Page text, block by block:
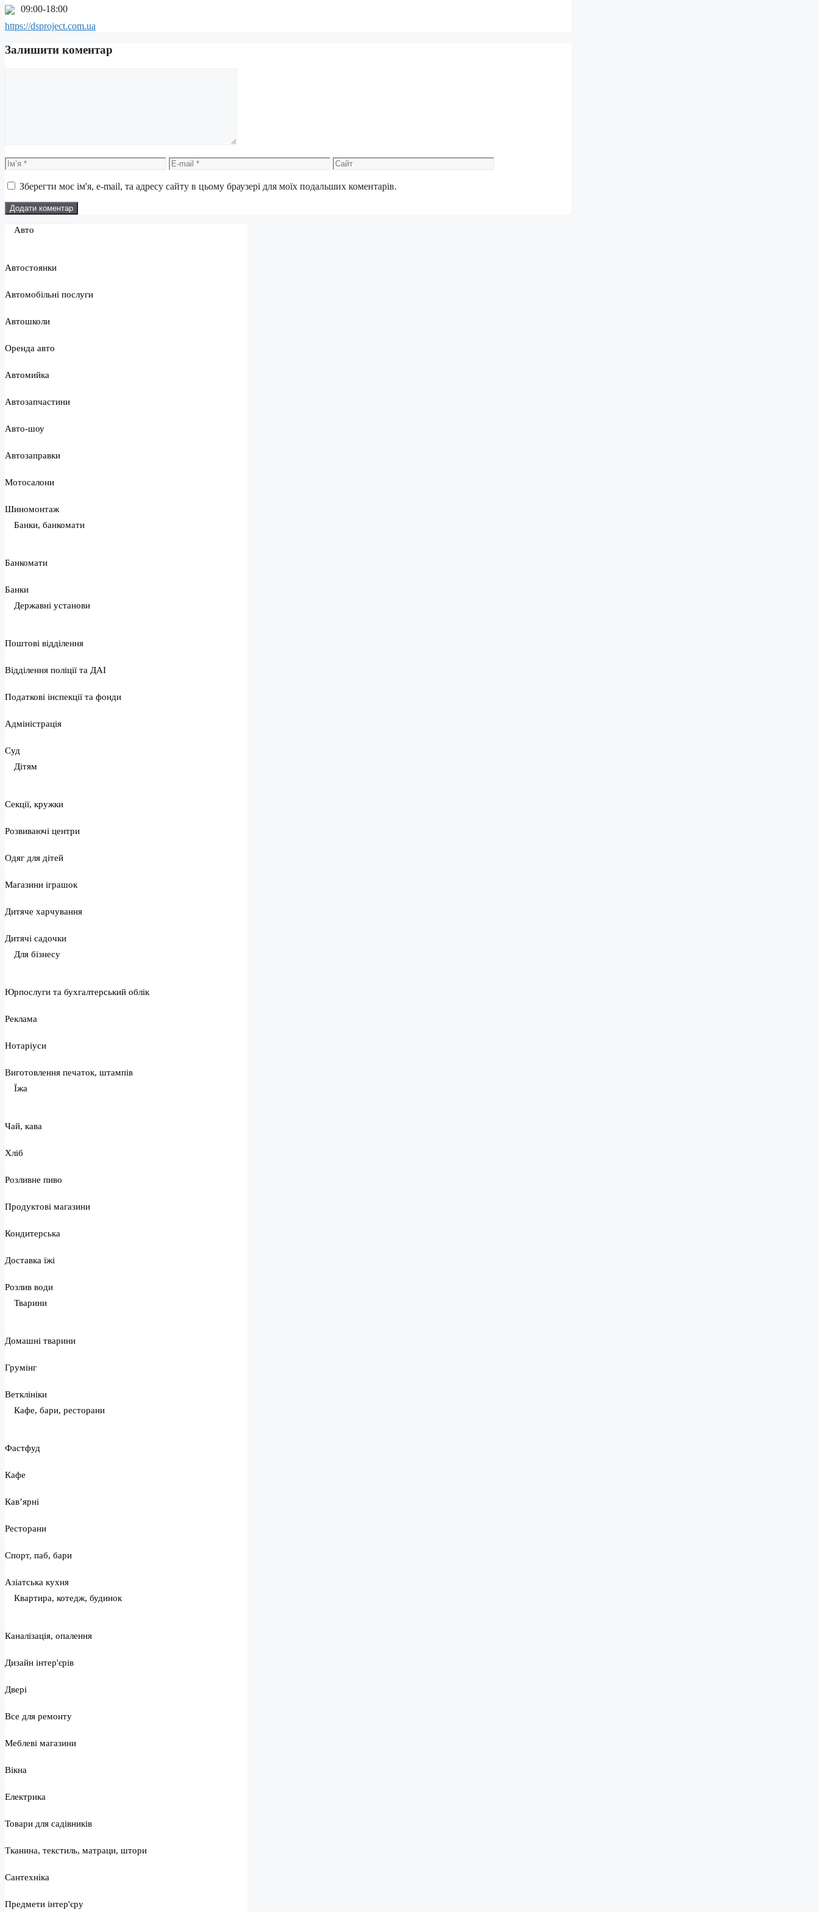
09:00-18:00
https://dsproject.com.ua
Залишити коментар
Ім’я
E-
mail
Сайт
Зберегти моє ім'я, e-mail, та адресу сайту в цьому браузері для моїх подальших коментарів.
Авто
Автостоянки
Автомобільні послуги
Автошколи
Оренда авто
Автомийка
Автозапчастини
Авто-шоу
Автозаправки
Мотосалони
Шиномонтаж
Банки, банкомати
Банкомати
Банки
Державні установи
Поштові відділення
Відділення поліції та ДАІ
Податкові інспекції та фонди
Адміністрація
Суд
Дітям
Секції, кружки
Розвиваючі центри
Одяг для дітей
Магазини іграшок
Дитяче харчування
Дитячі садочки
Для бізнесу
Юрпослуги та бухгалтерський облік
Реклама
Нотаріуси
Виготовлення печаток, штампів
Їжа
Чай, кава
Хліб
Розливне пиво
Продуктові магазини
Кондитерська
Доставка їжі
Розлив води
Тварини
Домашні тварини
Грумінг
Ветклініки
Кафе, бари, ресторани
Фастфуд
Кафе
Кав’ярні
Ресторани
Спорт, паб, бари
Азіатська кухня
Квартира, котедж, будинок
Каналізація, опалення
Дизайн інтер'єрів
Двері
Все для ремонту
Меблеві магазини
Вікна
Електрика
Товари для садівників
Тканина, текстиль, матраци, штори
Сантехніка
Предмети інтер'єру